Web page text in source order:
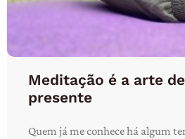
Meditação é a arte
presente
Quem já me conhece há algum